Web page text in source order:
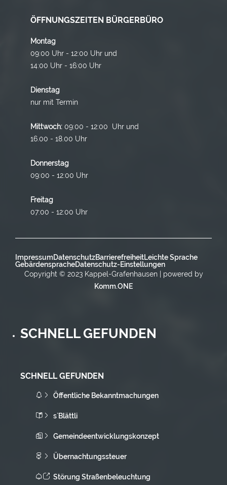
ÖFFNUNGSZEITEN BÜRGERBÜRO
Montag
09:00 Uhr - 12:00 Uhr und
14:00 Uhr - 16:00 Uhr
Dienstag
nur mit Termin
Mittwoch: 09:00 - 12:00 Uhr und
16.00 - 18.00 Uhr
Donnerstag
09:00 - 12:00 Uhr
Freitag
07:00 - 12:00 Uhr
ImpressumDatenschutzBarrierefreiheitLeichte Sprache
GebärdenspracheDatenschutz-Einstellungen
Copyright © 2023 Kappel-Grafenhausen | powered by
Komm.ONE
SCHNELL GEFUNDEN
SCHNELL GEFUNDEN
Öffentliche Bekanntmachungen
s`Blättli
Gemeindeentwicklungskonzept
Übernachtungssteuer
Störung Straßenbeleuchtung